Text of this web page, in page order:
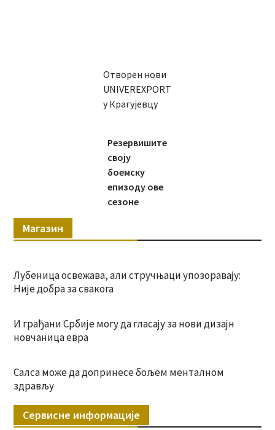
Отворен нови
UNIVEREXPORT
у Крагујевцу
Резервишите
своју
боемску
епизоду ове
сезоне
Магазин
Лубеница освежава, али стручњаци упозоравају:
Није добра за свакога
И грађани Србије могу да гласају за нови дизајн
новчаница евра
Салса може да допринесе бољем менталном
здрављу
Сервисне информације